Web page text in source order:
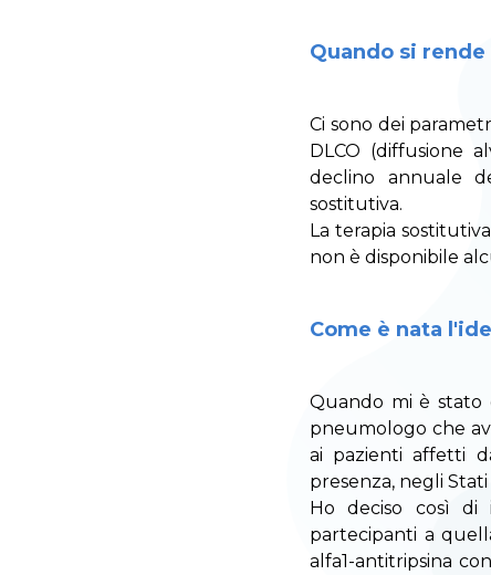
Quando si
Ci sono dei
DLCO (diffusione
declino annuale
sostitutiva.
La terapia
non è disponibile
Come è nata
Quando mi è stato
pneumologo che
ai pazienti affetti
presenza, negli
Ho deciso così di
partecipanti a
alfa1-antitripsina